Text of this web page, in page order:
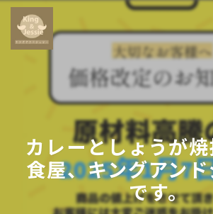
カレーとしょうが
食屋、キングアン
です。